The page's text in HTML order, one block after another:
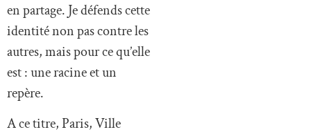
en partage. Je défends cette
identité non pas contre les
autres, mais pour ce qu’elle
est : une racine et un
repère.
A ce titre, Paris, Ville